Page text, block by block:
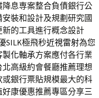
降息専案整合負債銀行公
裝和設計及規劃研究國
的工具進行概念設計
SILK極飛秒近視雷射為您
製化軸承方案應付各行業
北高級約會餐廳推薦理想
銀行票貼規模最大的科
康優惠推薦專區分享三